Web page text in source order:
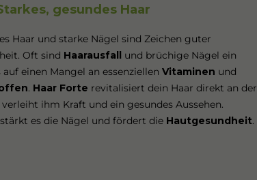
gesundes Haar
Haar und starke Nägel sind Zeichen guter
Oft sind Haarausfall und brüchige Nägel ein
auf einen Mangel an essenziellenVitaminen und
. Haar Forte revitalisiert dein Haar direkt an der
ihm Kraft und ein gesundes Aussehen.
es die Nägel und fördert die Hautgesundheit.